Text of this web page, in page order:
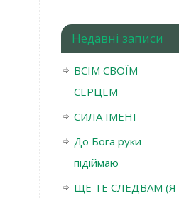
Недавні записи
ВСІМ СВОЇМ
СЕРЦЕМ
СИЛА ІМЕНІ
До Бога руки
підіймаю
ЩЕ ТЕ СЛЕДВАМ (Я